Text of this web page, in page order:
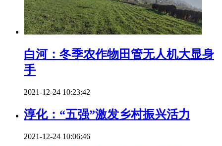
白河：冬季农作物田管无人机大显身
手
2021-12-24 10:23:42
淳化：“五强”激发乡村振兴活力
2021-12-24 10:06:46